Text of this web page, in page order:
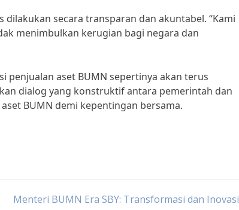
secara transparan dan akuntabel. “Kami
menimbulkan kerugian bagi negara dan
penjualan aset BUMN sepertinya akan terus
dialog yang konstruktif antara pemerintah dan
BUMN demi kepentingan bersama.
Menteri BUMN Era SBY: Transformasi dan Inovasi